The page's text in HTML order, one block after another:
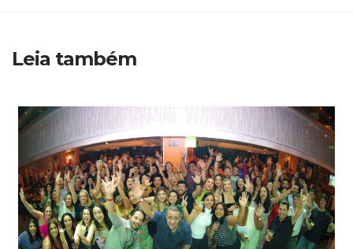
Leia também